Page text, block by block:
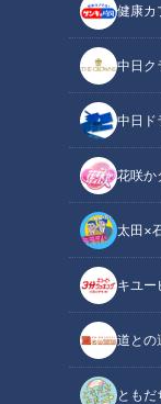
健康カ
中日ク
中日ド
花咲か
太田×
キユー
道との
ともだ
CBCテレビ：画像『写
ニュース
東西南北